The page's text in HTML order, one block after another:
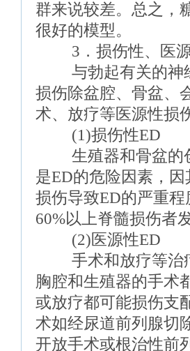
群来说较差。总之，
很好的模型。
3．损伤性、医源
与勃起有关的神经
损伤除盆腔、骨盆、
术、放疗等医源性损
(1)损伤性ED
生殖器和骨盆的创
是ED的危险因素，
损伤导致ED的严重
60%以上脊髓损伤者
(2)医源性ED
手术和放疗等治疗
胸腔和生殖器的手术
或放疗都可能损伤支
术如经尿道前列腺切
开放手术或根治性前